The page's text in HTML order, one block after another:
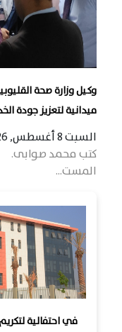
وكيل وزارة صحة
ميدانية لتعزيز جودة
السبت 8 أغسطس, 2026
كتب محمد
المست...
في احتفالية لتكريم